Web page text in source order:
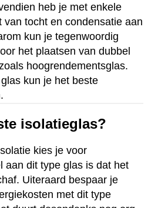
heb je met enkele
van tocht en condensatie aan
kun je tegenwoordig
het plaatsen van dubbel
hoogrendementsglas.
kun je het beste
isolatieglas?
kies je voor
aan dit type glas is dat het
Uiteraard bespaar je
met dit type